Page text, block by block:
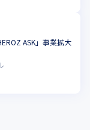
ASK」事業拡大